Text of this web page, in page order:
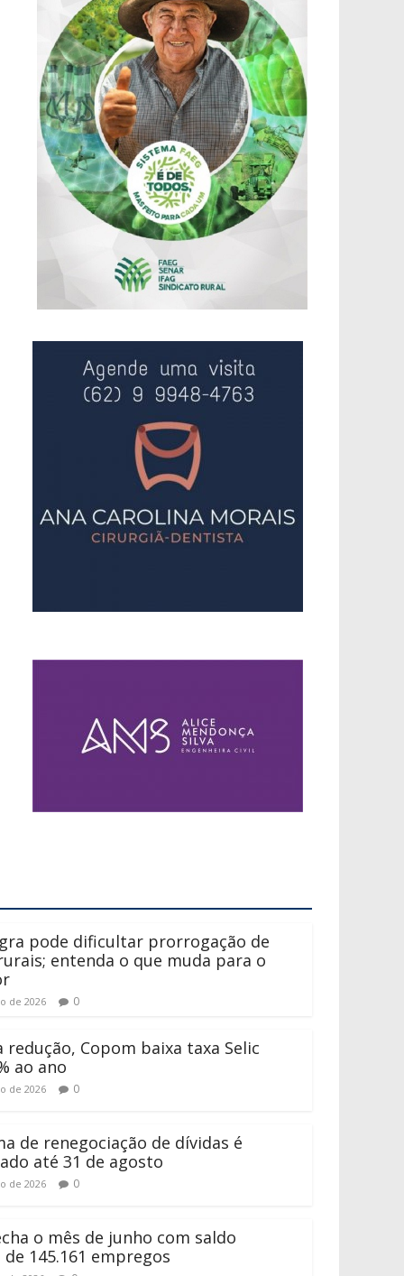
pode dificultar prorrogação de
entenda o que muda para o
de 2026 0
redução, Copom baixa taxa Selic
ao ano
de 2026 0
de renegociação de dívidas é
até 31 de agosto
de 2026 0
o mês de junho com saldo
145.161 empregos